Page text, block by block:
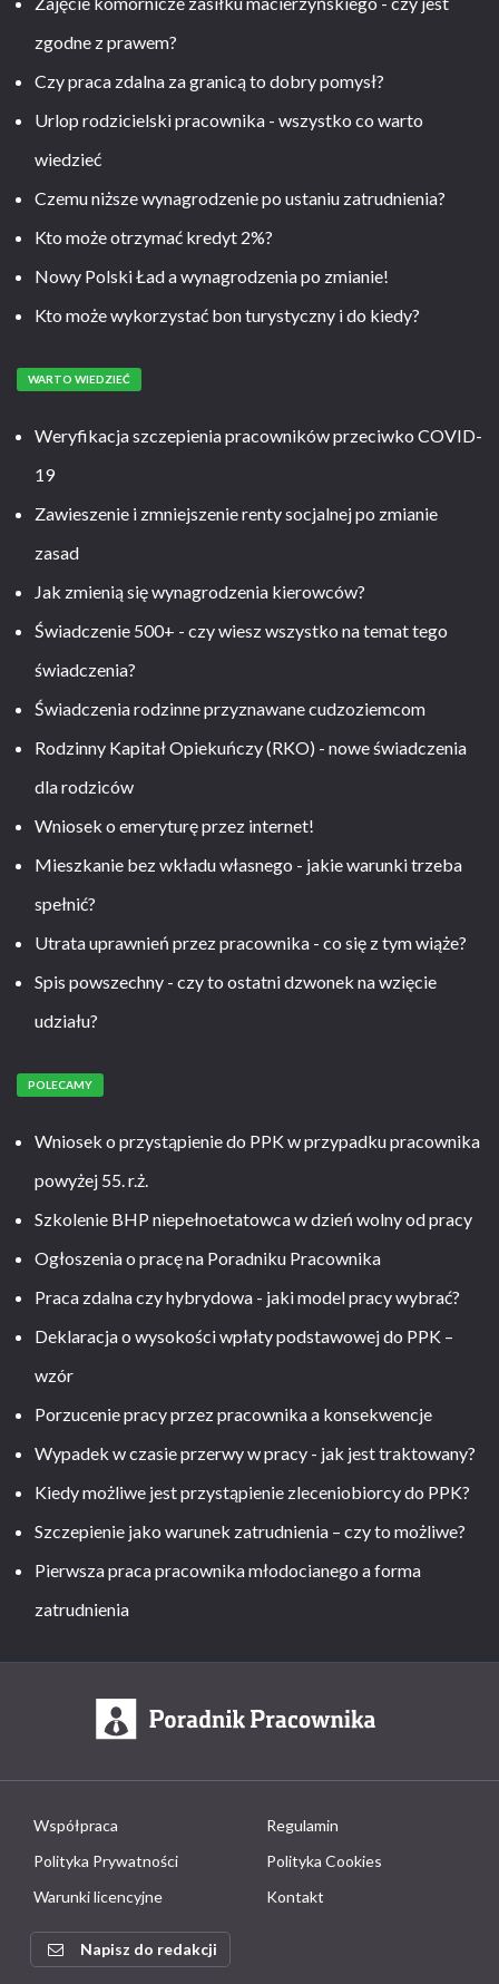
zgodne z prawem?
Czy praca zdalna za granicą to dobry pomysł?
Urlop rodzicielski pracownika - wszystko co warto
wiedzieć
Czemu niższe wynagrodzenie po ustaniu zatrudnienia?
Kto może otrzymać kredyt 2%?
Nowy Polski Ład a wynagrodzenia po zmianie!
Kto może wykorzystać bon turystyczny i do kiedy?
WARTO WIEDZIEĆ
Weryfikacja szczepienia pracowników przeciwko COVID-
19
Zawieszenie i zmniejszenie renty socjalnej po zmianie
zasad
Jak zmienią się wynagrodzenia kierowców?
Świadczenie 500+ - czy wiesz wszystko na temat tego
świadczenia?
Świadczenia rodzinne przyznawane cudzoziemcom
Rodzinny Kapitał Opiekuńczy (RKO) - nowe świadczenia
dla rodziców
Wniosek o emeryturę przez internet!
Mieszkanie bez wkładu własnego - jakie warunki trzeba
spełnić?
Utrata uprawnień przez pracownika - co się z tym wiąże?
Spis powszechny - czy to ostatni dzwonek na wzięcie
udziału?
POLECAMY
Wniosek o przystąpienie do PPK w przypadku pracownika
powyżej 55. r.ż.
Szkolenie BHP niepełnoetatowca w dzień wolny od pracy
Ogłoszenia o pracę na Poradniku Pracownika
Praca zdalna czy hybrydowa - jaki model pracy wybrać?
Deklaracja o wysokości wpłaty podstawowej do PPK –
wzór
Porzucenie pracy przez pracownika a konsekwencje
Wypadek w czasie przerwy w pracy - jak jest traktowany?
Kiedy możliwe jest przystąpienie zleceniobiorcy do PPK?
Szczepienie jako warunek zatrudnienia – czy to możliwe?
Pierwsza praca pracownika młodocianego a forma
zatrudnienia
Współpraca
Regulamin
Polityka Prywatności
Polityka Cookies
Warunki licencyjne
Kontakt
Napisz do redakcji